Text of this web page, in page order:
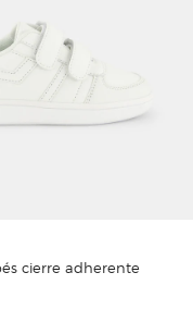
cierre adherente